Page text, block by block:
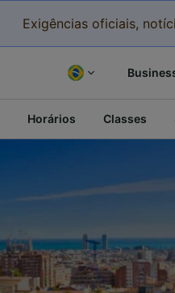
Exigências oficiais,
Horários Classes